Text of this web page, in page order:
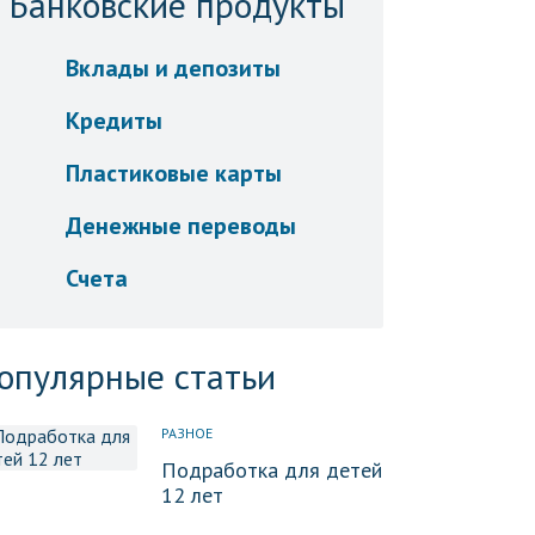
Вклады и депозиты
Кредиты
Пластиковые карты
Денежные переводы
Счета
статьи
РАЗНОЕ
Подработка для детей
12 лет